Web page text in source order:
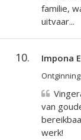
familie,
uitvaar...
10. Impona
van
werk!